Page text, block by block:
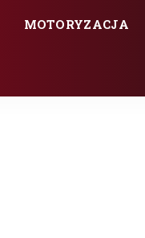
MOTORYZACJA